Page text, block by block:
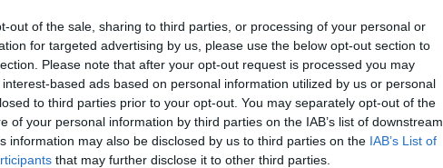
out of the sale, sharing to third parties, or processing of your personal or
for targeted advertising by us, please use the below opt-out section to
Please note that after your opt-out request is processed you may
based ads based on personal information utilized by us or personal
to third parties prior to your opt-out. You may separately opt-out of the
of your personal information by third parties on the IAB’s list of downstream
information may also be disclosed by us to third parties on the IAB’s List of
that may further disclose it to other third parties.
GIOVEDÌ09 OTTOBRE 2014ORE 14:30
l'hockey di Molina si presenta
pronta a iniziare il campionato nella serie A